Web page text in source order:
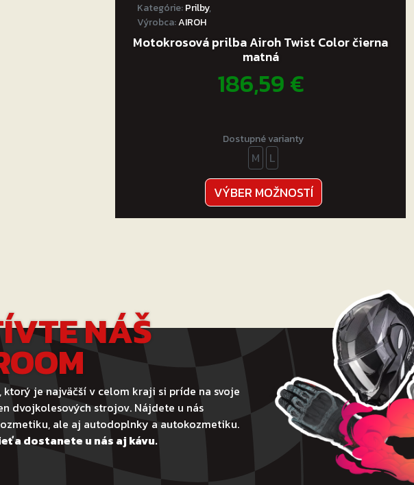
Kategórie:Prilby,
Výrobca:AIROH
Motokrosová prilba Airoh Twist Color čierna
matná
186,59€
Dostupné varianty
M L
VÝBER MOŽNOSTÍ
produkt
má
môžete
vybrať
na
stránke
produktu.
NÁŠ
ktorý je najväčší v celom kraji si príde na svoje
dvojkolesových strojov. Nájdete u nás
ale aj autodoplnky a autokozmetiku.
a dostanete u nás aj kávu.